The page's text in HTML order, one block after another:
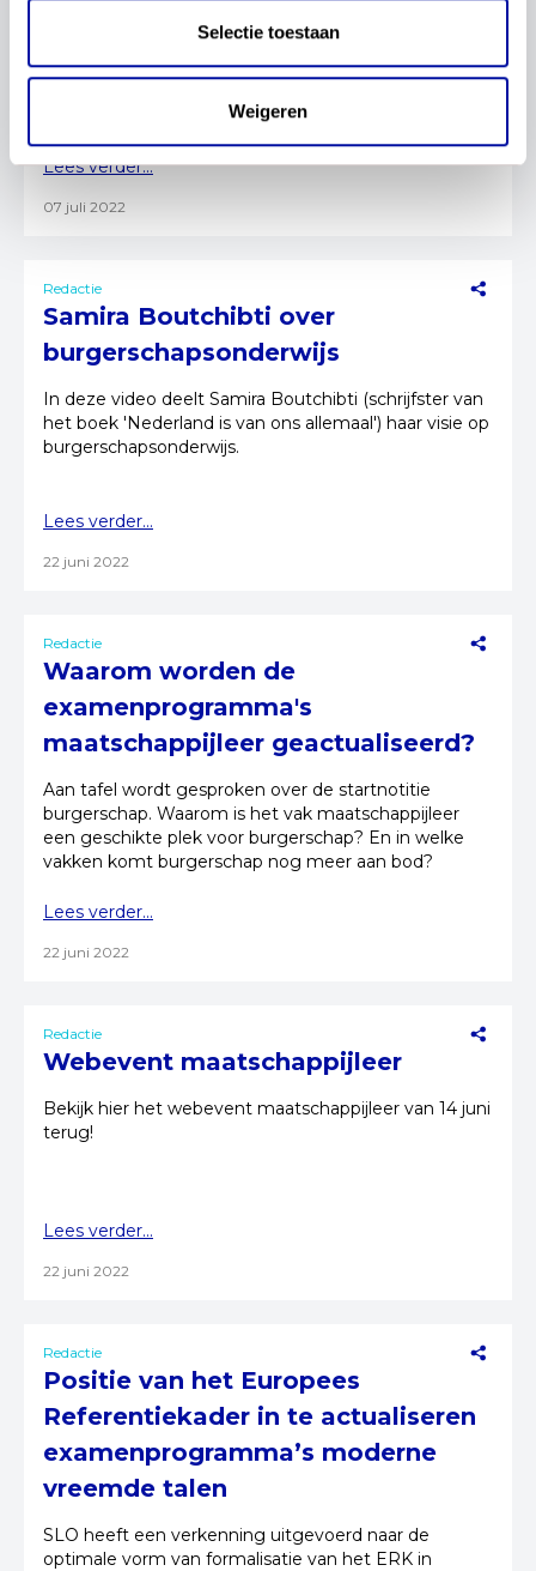
Selectie toestaan
Weigeren
Vanuit verschillende perspectieven wordt gesproken
over de vraag: welke plek zouden politiek en
Lees verder...
07 juli 2022
Redactie
Samira Boutchibti over
burgerschapsonderwijs
In deze video deelt Samira Boutchibti (schrijfster van
het boek 'Nederland is van ons allemaal') haar visie op
burgerschapsonderwijs.
Lees verder...
22 juni 2022
Redactie
Waarom worden de
examenprogramma's
maatschappijleer geactualiseerd?
Aan tafel wordt gesproken over de startnotitie
burgerschap. Waarom is het vak maatschappijleer
een geschikte plek voor burgerschap? En in welke
vakken komt burgerschap nog meer aan bod?
Lees verder...
22 juni 2022
Redactie
Webevent maatschappijleer
Bekijk hier het webevent maatschappijleer van 14 juni
terug!
Lees verder...
22 juni 2022
Redactie
Positie van het Europees
Referentiekader in te actualiseren
examenprogramma’s moderne
vreemde talen
SLO heeft een verkenning uitgevoerd naar de
optimale vorm van formalisatie van het ERK in